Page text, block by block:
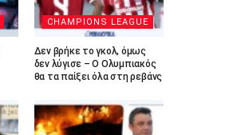
CHAMPIONS LEAGUE
Δεν βρήκε το γκολ, όμως
δεν λύγισε – Ο Ολυμπιακός
θα τα παίξει όλα στη ρεβάνς